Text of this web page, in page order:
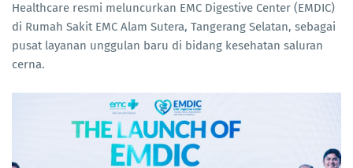
Healthcare resmi meluncurkan EMC Digestive Center (EMDIC)
di Rumah Sakit EMC Alam Sutera, Tangerang Selatan, sebagai
pusat layanan unggulan baru di bidang kesehatan saluran
cerna.